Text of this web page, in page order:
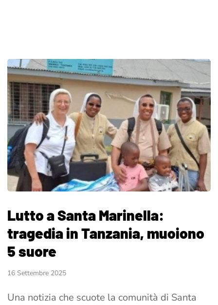
Lutto a Santa Marinella:
tragedia in Tanzania, muoiono
5 suore
16 Settembre 2025
Una notizia che scuote la comunità di Santa